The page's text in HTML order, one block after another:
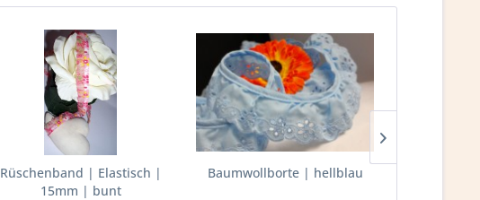
Rüschenband | Elastisch |
15mm | bunt
Baumwollborte | hellblau